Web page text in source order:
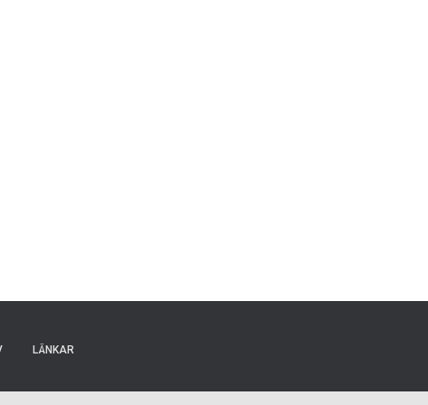
LÄNKAR